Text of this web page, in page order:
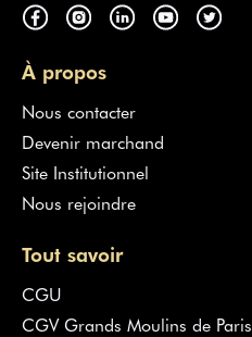
À propos
Nous contacter
Devenir marchand
Site Institutionnel
Nous rejoindre
Tout savoir
CGU
CGV Grands Moulins de Paris